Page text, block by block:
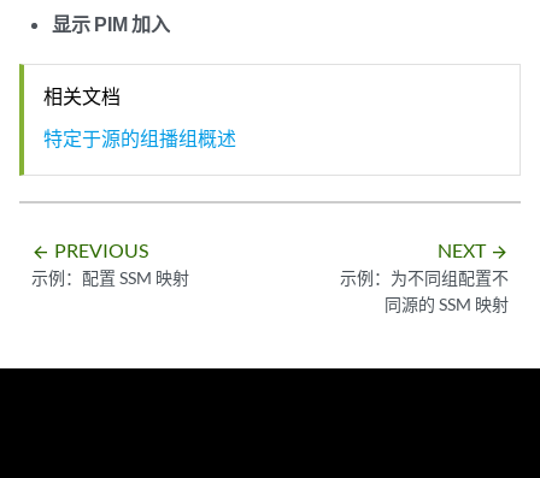
显示 PIM 加入
相关文档
特定于源的组播组概述
arrow_backward PREVIOUS
示例：配置 SSM 映射
NEXT arrow_forward
示例：为不同组配置不
同源的 SSM 映射